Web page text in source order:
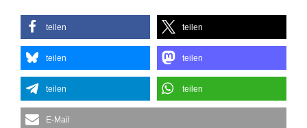
teilen teilen
teilen teilen
teilen teilen
E-Mail